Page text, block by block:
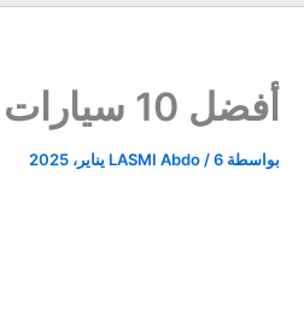
أفضل 10 سيارات عائلية في 2025 لراحة عائلتك
بواسطة LASMI Abdo /6 يناير، 2025